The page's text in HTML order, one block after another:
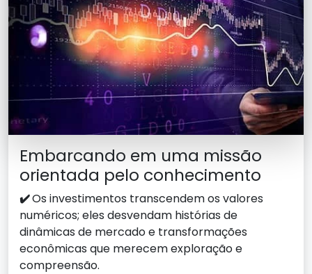
Embarcando em uma missão
orientada pelo conhecimento
✔️Os investimentos transcendem os valores
numéricos; eles desvendam histórias de
dinâmicas de mercado e transformações
econômicas que merecem exploração e
compreensão.